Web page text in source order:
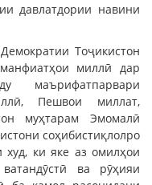
давлатдории навини
Тоҷикистон
миллӣ дар
маърифатпарвари
Пешвои миллат,
муҳтарам Эмомалӣ
соҳибистиқлолро
худ, ки яке аз омилҳои
ва рӯҳияи